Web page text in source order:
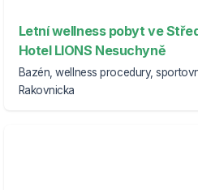
Letní wellness pobyt ve
Hotel LIONS Nesuchyně
Bazén, wellness procedury,
Rakovnicka